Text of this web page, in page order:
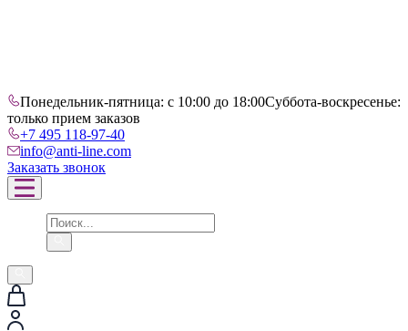
Понедельник-пятница: с 10:00 до 18:00Суббота-воскресенье:
только прием заказов
+7 495 118-97-40
info@anti-line.com
Заказать звонок